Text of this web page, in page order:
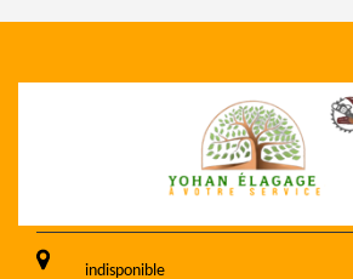
indisponible